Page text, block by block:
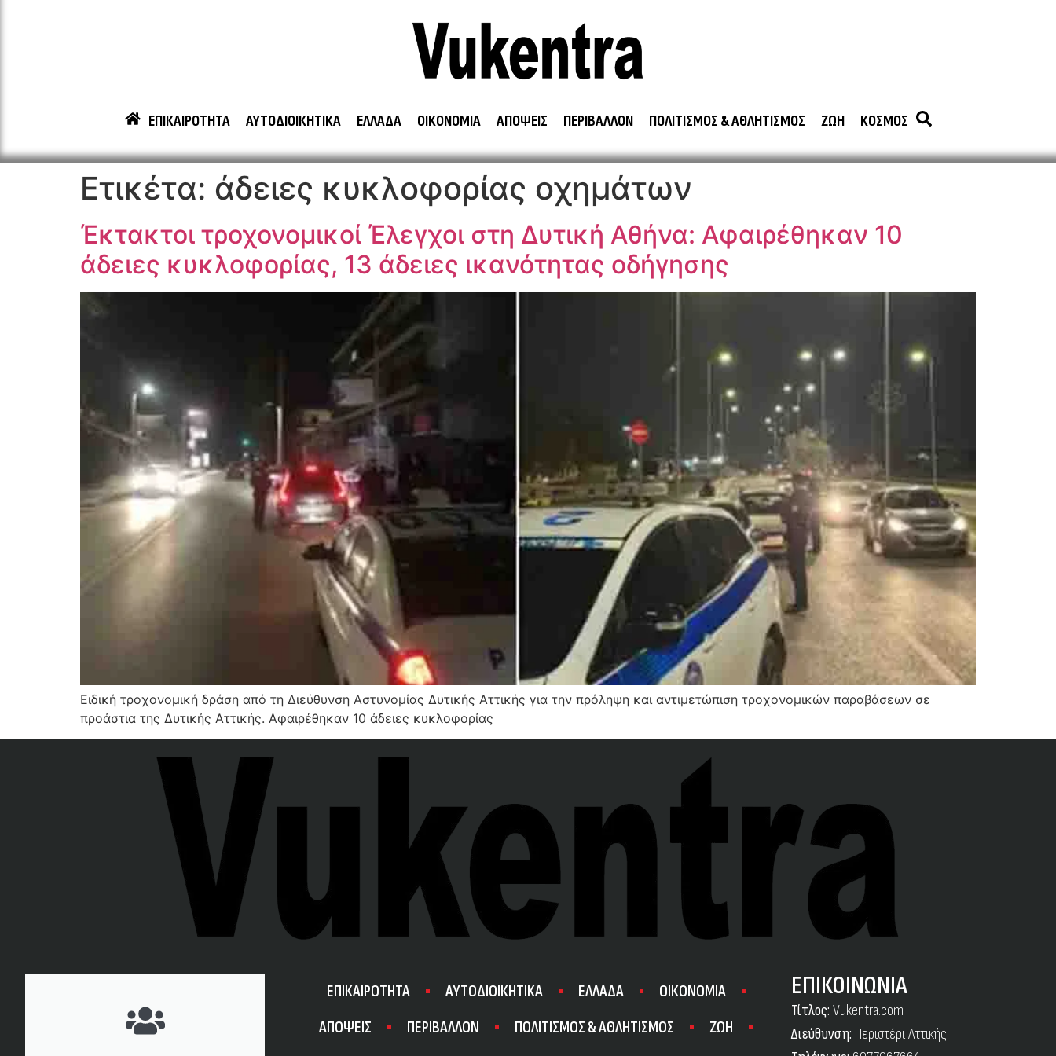
ΕΠΙΚΑΙΡΟΤΗΤΑ ΑΥΤΟΔΙΟΙΚΗΤΙΚΑ ΕΛΛΑΔΑ ΟΙΚΟΝΟΜΙΑ ΑΠΟΨΕΙΣ ΠΕΡΙΒΑΛΛΟΝ ΠΟΛΙΤΙΣΜΟΣ & ΑΘΛΗΤΙΣΜΟΣ ΖΩΗ ΚΟΣΜΟΣ
Ετικέτα: άδειες κυκλοφορίας οχημάτων
Έκτακτοι τροχονομικοί Έλεγχοι στη Δυτική Αθήνα: Αφαιρέθηκαν 10
άδειες κυκλοφορίας, 13 άδειες ικανότητας οδήγησης
Ειδική τροχονομική δράση από τη Διεύθυνση Αστυνομίας Δυτικής Αττικής για την πρόληψη και αντιμετώπιση τροχονομικών παραβάσεων σε
προάστια της Δυτικής Αττικής. Αφαιρέθηκαν 10 άδειες κυκλοφορίας
ΕΠΙΚΑΙΡΟΤΗΤΑ ΑΥΤΟΔΙΟΙΚΗΤΙΚΑ ΕΛΛΑΔΑ
ΟΙΚΟΝΟΜΙΑ
ΑΠΟΨΕΙΣ
ΠΕΡΙΒΑΛΛΟΝ ΠΟΛΙΤΙΣΜΟΣ & ΑΘΛΗΤΙΣΜΟΣ
ΖΩΗ
ΕΠΙΚΟΙΝΩΝΙΑ
Τίτλος: Vukentra.com
Διεύθυνση: Περιστέρι Αττικής